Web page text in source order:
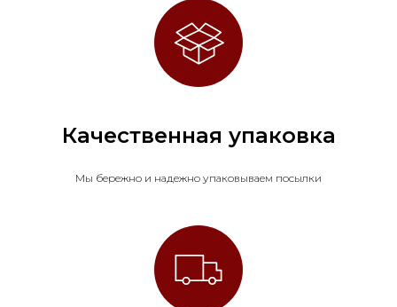
Качественная упаковка
Мы бережно и надежно упаковываем посылки